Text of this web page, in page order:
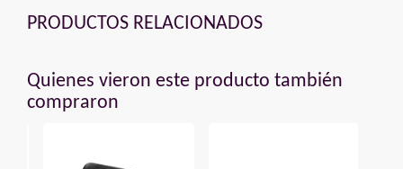
PRODUCTOS RELACIONADOS
Quienes vieron este producto también
compraron